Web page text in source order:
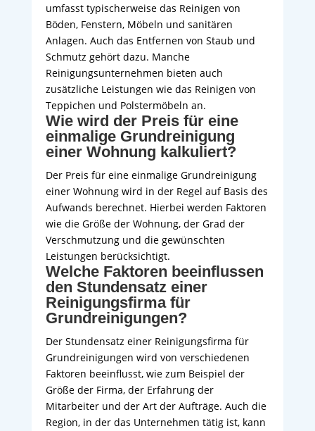
umfasst typischerweise das Reinigen von
Böden, Fenstern, Möbeln und sanitären
Anlagen. Auch das Entfernen von Staub und
Schmutz gehört dazu. Manche
Reinigungsunternehmen bieten auch
zusätzliche Leistungen wie das Reinigen von
Teppichen und Polstermöbeln an.
Wie wird der Preis für eine
einmalige Grundreinigung
einer Wohnung kalkuliert?
Der Preis für eine einmalige Grundreinigung
einer Wohnung wird in der Regel auf Basis des
Aufwands berechnet. Hierbei werden Faktoren
wie die Größe der Wohnung, der Grad der
Verschmutzung und die gewünschten
Leistungen berücksichtigt.
Welche Faktoren beeinflussen
den Stundensatz einer
Reinigungsfirma für
Grundreinigungen?
Der Stundensatz einer Reinigungsfirma für
Grundreinigungen wird von verschiedenen
Faktoren beeinflusst, wie zum Beispiel der
Größe der Firma, der Erfahrung der
Mitarbeiter und der Art der Aufträge. Auch die
Region, in der das Unternehmen tätig ist, kann